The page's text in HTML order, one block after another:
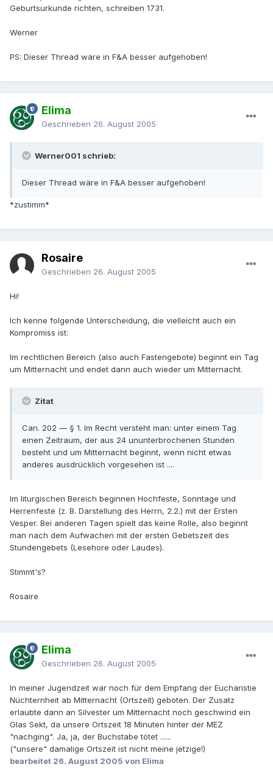
Geburtsurkunde richten, schreiben 1731.
Werner
PS: Dieser Thread wäre in F&A besser aufgehoben!
Elima
Geschrieben 26. August 2005
Werner001 schrieb:
Dieser Thread wäre in F&A besser aufgehoben!
*zustimm*
Rosaire
Geschrieben 26. August 2005
Hi!
Ich kenne folgende Unterscheidung, die vielleicht auch ein
Kompromiss ist:
Im rechtlichen Bereich (also auch Fastengebote) beginnt ein Tag
um Mitternacht und endet dann auch wieder um Mitternacht.
Zitat
Can. 202 — § 1. Im Recht versteht man: unter einem Tag
einen Zeitraum, der aus 24 ununterbrochenen Stunden
besteht und um Mitternacht beginnt, wenn nicht etwas
anderes ausdrücklich vorgesehen ist ....
Im liturgischen Bereich beginnen Hochfeste, Sonntage und
Herrenfeste (z. B. Darstellung des Herrn, 2.2.) mit der Ersten
Vesper. Bei anderen Tagen spielt das keine Rolle, also beginnt
man nach dem Aufwachen mit der ersten Gebetszeit des
Stundengebets (Lesehore oder Laudes).
Stimmt's?
Rosaire
Elima
Geschrieben 26. August 2005
In meiner Jugendzeit war noch für dem Empfang der Eucharistie
Nüchternheit ab Mitternacht (Ortszeit) geboten. Der Zusatz
erlaubte dann an Silvester um Mitternacht noch geschwind ein
Glas Sekt, da unsere Ortszeit 18 Minuten hinter der MEZ
"nachging". Ja, ja, der Buchstabe tötet ......
("unsere" damalige Ortszeit ist nicht meine jetzige!)
bearbeitet 26. August 2005 von Elima